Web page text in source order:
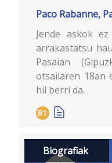
Paco Rabanne,
Jende askok
arrakastatsu
Pasaian
otsailaren 18an
hil berri da.
B1
Biografiak